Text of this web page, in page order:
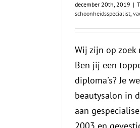
december 20th, 2019 |
schoonheidsspecialist,
Wij zijn op zoek
Ben jij een
diploma's? Je
beautysalon in
aan